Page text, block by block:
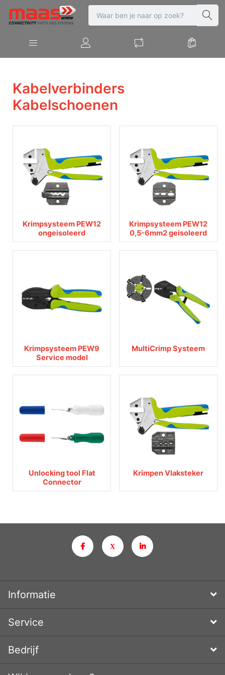
Kabelverbinders
Kabelschoenen
Krimpsysteem PEW12
ongeisoleerd
Krimpsysteem PEW12
0,5-6mm2 geisoleerd
Krimpsysteem PEW9
Service model
MultiCrimp Systeem
Unlocking tool Flat
Connector
Krimpen Vlaksteker
Informatie
Service
Bedrijf